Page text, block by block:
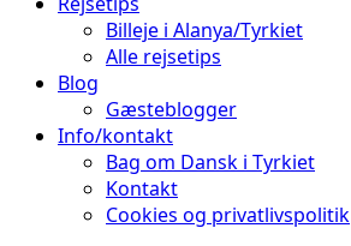
Billeje i Alanya/Tyrkiet
Alle rejsetips
Blog
Gæsteblogger
Info/kontakt
Bag om Dansk i Tyrkiet
Kontakt
Cookies og privatlivspolitik